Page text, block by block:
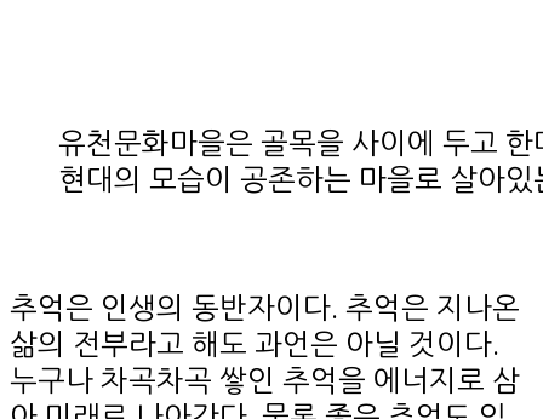
유천문화마을은 골목을 사이에 두고
현대의 모습이 공존하는 마을로 살아
추억은 인생의 동반자이다. 추억은 지나온
삶의 전부라고 해도 과언은 아닐 것이다.
누구나 차곡차곡 쌓인 추억을 에너지로 삼